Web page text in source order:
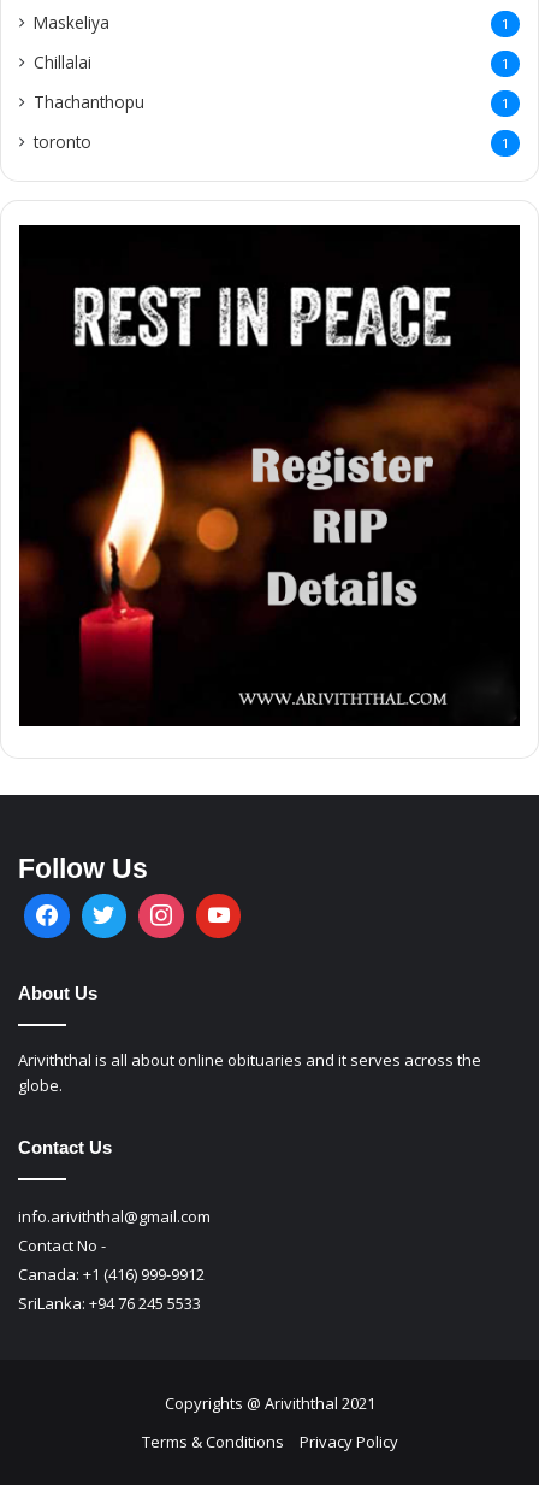
Maskeliya 1
Chillalai 1
Thachanthopu 1
toronto 1
Follow Us
About Us
Ariviththal is all about online obituaries and it serves across the
globe.
Contact Us
info.ariviththal@gmail.com
Contact No -
Canada: +1 (416) 999-9912
SriLanka: +94 76 245 5533
Copyrights @ Ariviththal 2021
Terms & Conditions
Privacy Policy